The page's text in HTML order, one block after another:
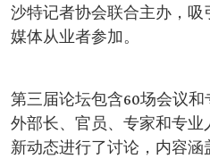
沙特记者协会联合主办，吸
媒体从业者参加。
第三届论坛包含60场会议和
外部长、官员、专家和专
新动态进行了讨论，内容